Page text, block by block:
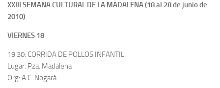
XXIII SEMANA CULTURAL DE LA MADALENA (18 al 28 de junio de
2010)
VIERNES 18
19.30: CORRIDA DE POLLOS INFANTIL
Lugar: Pza. Madalena
Org: A.C. Nogará